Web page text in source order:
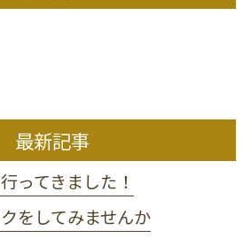
最新記事
ってきました！
をしてみませんか